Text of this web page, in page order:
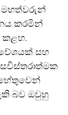
මහත්වරුන්
කරමින්
කළහ.
සහ
හේතුවෙන්
බව ඔවුහු